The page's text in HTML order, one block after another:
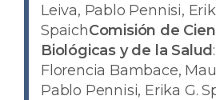
Leiva, Pablo Pennisi,
SpaichComisión de
Biológicas y de la Salud
Florencia Bambace,
Pablo Pennisi, Erika G.